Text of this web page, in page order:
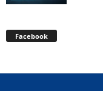
Facebook